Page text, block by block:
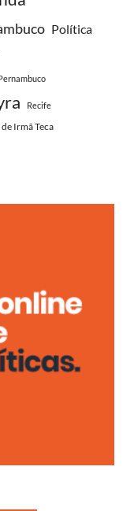
Política
Recife
de Irmã Teca